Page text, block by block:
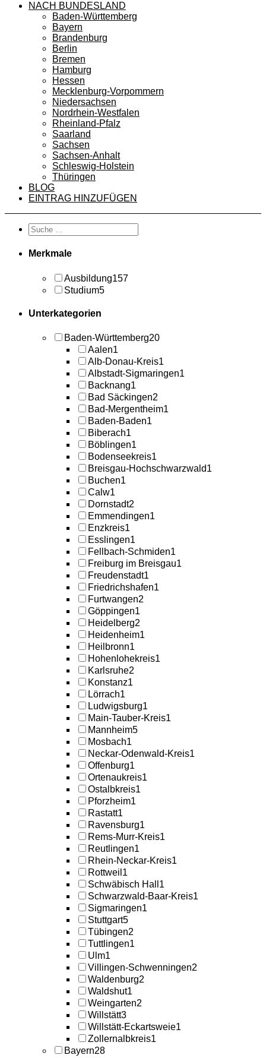
NACH BUNDESLAND
Baden-Württemberg
Bayern
Brandenburg
Berlin
Bremen
Hamburg
Hessen
Mecklenburg-Vorpommern
Niedersachsen
Nordrhein-Westfalen
Rheinland-Pfalz
Saarland
Sachsen
Sachsen-Anhalt
Schleswig-Holstein
Thüringen
BLOG
EINTRAG HINZUFÜGEN
Merkmale
Ausbildung157
Studium5
Unterkategorien
Baden-Württemberg20
Aalen1
Alb-Donau-Kreis1
Albstadt-Sigmaringen1
Backnang1
Bad Säckingen2
Bad-Mergentheim1
Baden-Baden1
Biberach1
Böblingen1
Bodenseekreis1
Breisgau-Hochschwarzwald1
Buchen1
Calw1
Dornstadt2
Emmendingen1
Enzkreis1
Esslingen1
Fellbach-Schmiden1
Freiburg im Breisgau1
Freudenstadt1
Friedrichshafen1
Furtwangen2
Göppingen1
Heidelberg2
Heidenheim1
Heilbronn1
Hohenlohekreis1
Karlsruhe2
Konstanz1
Lörrach1
Ludwigsburg1
Main-Tauber-Kreis1
Mannheim5
Mosbach1
Neckar-Odenwald-Kreis1
Offenburg1
Ortenaukreis1
Ostalbkreis1
Pforzheim1
Rastatt1
Ravensburg1
Rems-Murr-Kreis1
Reutlingen1
Rhein-Neckar-Kreis1
Rottweil 1
Schwäbisch Hall 1
Schwarzwald-Baar-Kreis1
Sigmaringen1
Stuttgart5
Tübingen2
Tuttlingen1
Ulm1
Villingen-Schwenningen2
Waldenburg2
Waldshut1
Weingarten2
Willstätt3
Willstätt-Eckartsweie1
Zollernalbkreis1
Bayern28